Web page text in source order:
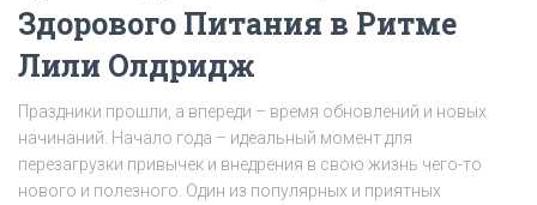
Здорового Питания в Ритме
Лили Олдридж
Праздники прошли, а впереди – время обновлений и новых
начинаний. Начало года – идеальный момент для
перезагрузки привычек и внедрения в свою жизнь чего-то
нового и полезного. Один из популярных и приятных